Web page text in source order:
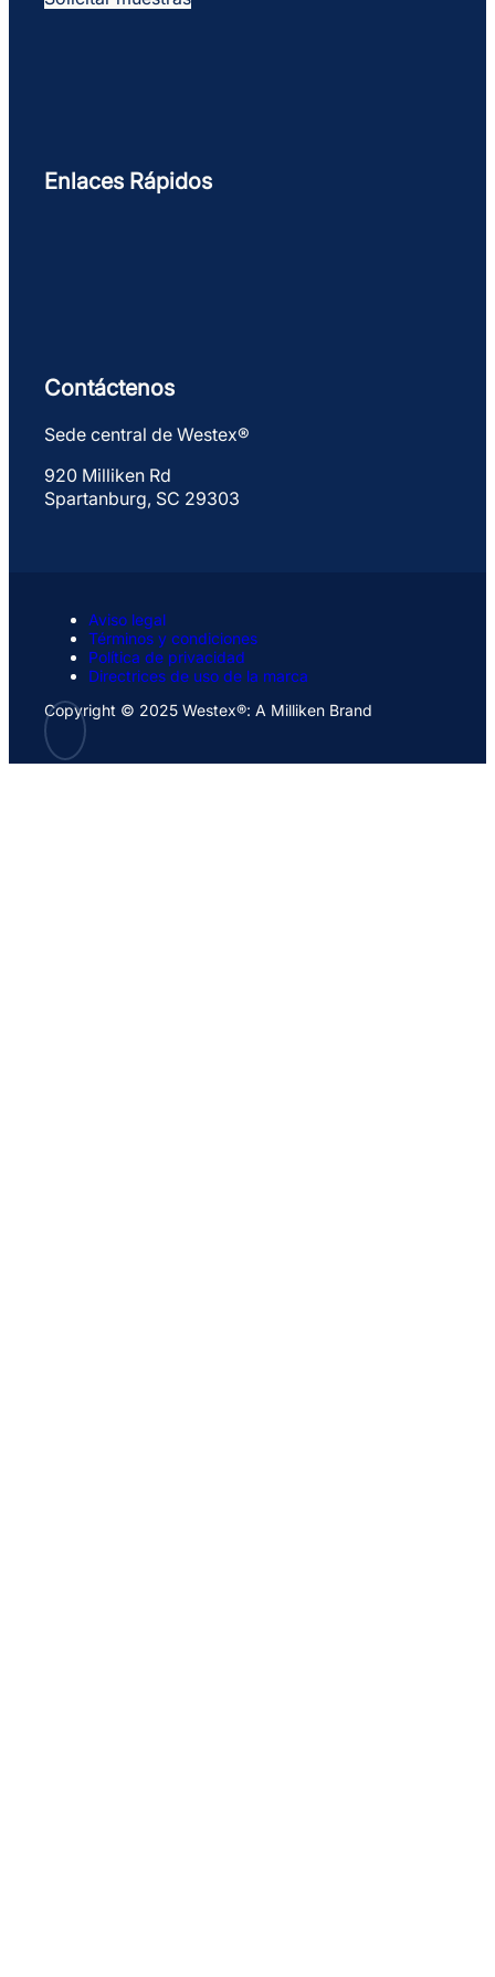
Enlaces Rápidos
Contáctenos
Sede central de Westex®
920 Milliken Rd
Spartanburg, SC 29303
Aviso legal
Términos y condiciones
Política de privacidad
Directrices de uso de la marca
Copyright © 2025 Westex®: A Milliken Brand